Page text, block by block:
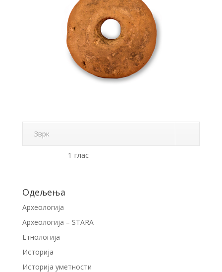
Зврк
1 глас
Одељења
Археологија
Археологија – STARA
Етнологија
Историја
Историја уметности